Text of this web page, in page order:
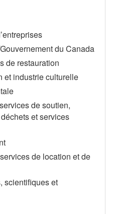
du Canada
de restauration
et industrie culturelle
de soutien,
et services
de location et de
scientifiques et